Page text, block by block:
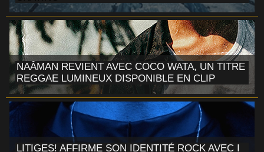
NAÂMAN REVIENT AVEC COCO WATA, UN TITRE
REGGAE LUMINEUX DISPONIBLE EN CLIP
LITIGES! AFFIRME SON IDENTITÉ ROCK AVEC I